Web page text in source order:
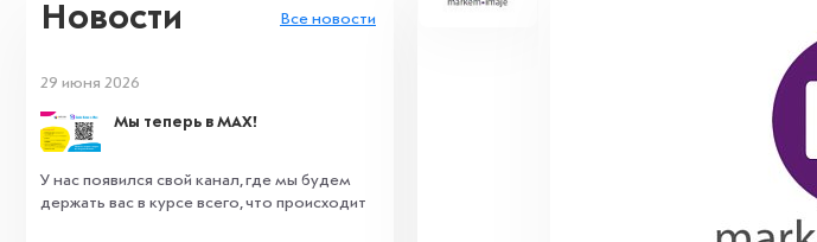
Новости Все новости
29 июня 2026
Мы теперь в MAX!
У нас появился свой канал, где мы будем
держать вас в курсе всего, что происходит